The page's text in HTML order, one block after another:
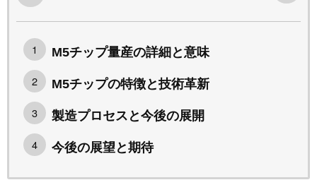
M5チップ量産の詳細と意味
M5チップの特徴と技術革新
製造プロセスと今後の展開
今後の展望と期待